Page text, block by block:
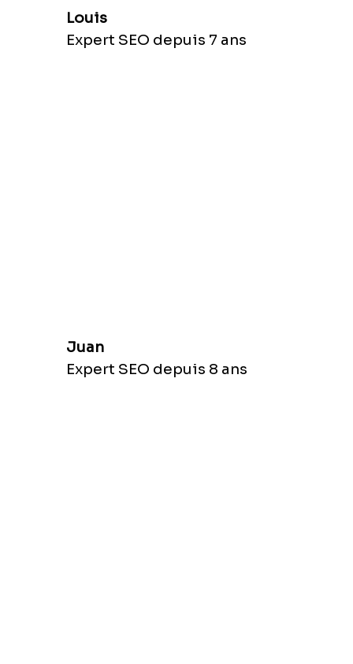
Louis
Expert SEO depuis 7 ans
Juan
Expert SEO depuis 8 ans